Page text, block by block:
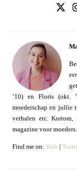
’10) en Floris (okt.
moederschap en jullie
verhalen etc. Kortom,
magazine voor moeders.
Find me on: Web |